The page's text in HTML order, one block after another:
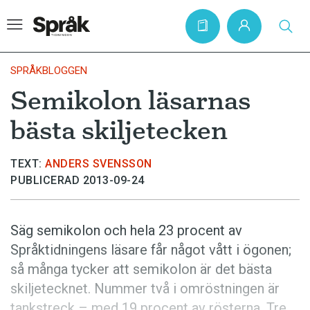
Hem
Artiklar
Krönikor
Språkfrågor
Bokrecensioner
Kviss
Podden
SPRÅKBLOGGEN
Semikolon läsarnas
bästa skiljetecken
TEXT: ANDERS SVENSSON
PUBLICERAD 2013-09-24
Säg semikolon och hela 23 procent av
Språktidningens läsare får något vått i ögonen;
så många tycker att semikolon är det bästa
skiljetecknet. Nummer två i omröstningen är